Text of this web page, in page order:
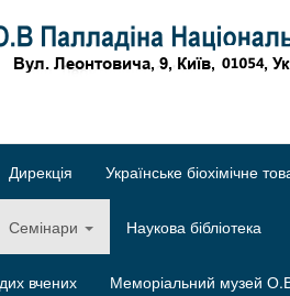
Дирекція Українське біохімічне
Семінари Наукова бібліотека
вчених Меморіальний музей